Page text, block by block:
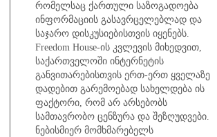
რომელსაც ქართული საზოგადოება
ინფორმაციის გასავრცელებლად და
საჯარო დისკუსიებისთვის იყენებს.
Freedom House-ის კვლევის მიხედვით,
საქართველოში ინტერნეტის
განვითარებისთვის ერთ-ერთ ყველაზე
დადებით გარემოებად სახელდება ის
ფაქტორი, რომ არ არსებობს
სამთავრობო ცენზურა და შეზღუდვები.
ნებისმიერ მომხმარებელს